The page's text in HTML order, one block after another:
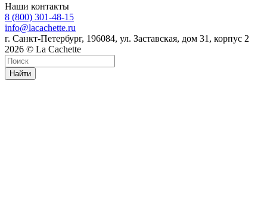
Наши контакты
8 (800) 301-48-15
info@lacachette.ru
г. Санкт-Петербург, 196084, ул. Заставская, дом 31, корпус 2
2026 © La Cachette
Найти